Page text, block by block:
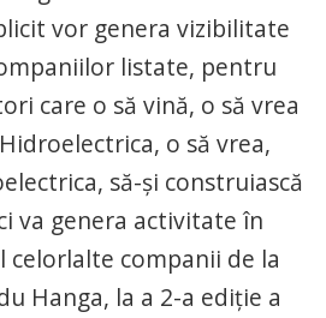
vor genera vizibilitate
listate, pentru
care o să vină, o să vrea
o să vrea,
să-şi construiască
va genera activitate în
celorlalte companii de la
Hanga, la a 2-a ediţie a